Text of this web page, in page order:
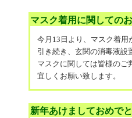
マスク着用に関しての
今月13日より、マスク着用
引き続き、玄関の消毒液設
マスクに関しては皆様のご
宜しくお願い致します。
新年あけましておめで